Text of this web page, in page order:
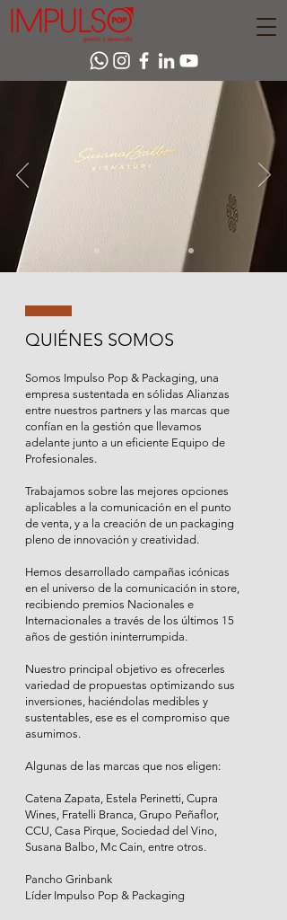
QUIÉNES SOMOS
Somos Impulso Pop & Packaging, una
empresa sustentada en sólidas Alianzas
entre nuestros partners y las marcas que
confían en la gestión que llevamos
adelante junto a un eficiente Equipo de
Profesionales.
​Trabajamos sobre las mejores opciones
aplicables a la comunicación en el punto
de venta, y a la creación de un packaging
pleno de innovación y creatividad.
Hemos desarrollado campañas icónicas
en el universo de la comunicación in store,
recibiendo premios Nacionales e
Internacionales a través de los últimos 15
años de gestión ininterrumpida.
Nuestro principal objetivo es ofrecerles
variedad de propuestas optimizando sus
inversiones, haciéndolas medibles y
sustentables, ese es el compromiso que
asumimos.
Algunas de las marcas que nos eligen:
Catena Zapata, Estela Perinetti, Cupra
Wines, Fratelli Branca, Grupo Peñaflor,
CCU, Casa Pirque, Sociedad del Vino,
Susana Balbo, Mc Cain, entre otros.
Pancho Grinbank
Líder Impulso Pop & Packaging